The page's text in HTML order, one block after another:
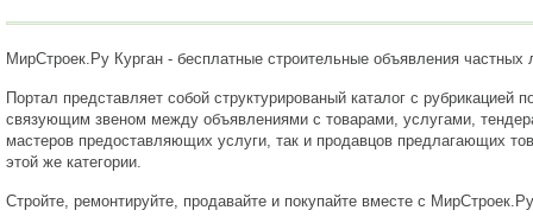
МирСтроек.Ру Курган - бесплатные строительные объявления частных
Портал представляет собой структурированый каталог с
связующим звеном между объявлениями с товарами, услугами,
мастеров предоставляющих услуги, так и продавцов предлагающих
этой же категории.
Стройте, ремонтируйте, продавайте и покупайте вместе с